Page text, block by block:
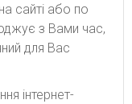
сайті або по
з Вами час,
для Вас
інтернет-